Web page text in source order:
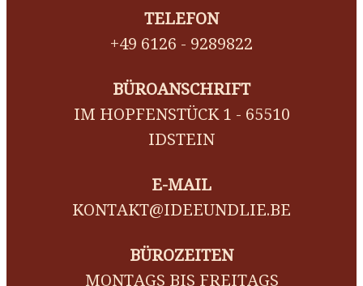
TELEFON
+49 6126 - 9289822
BÜROANSCHRIFT
IM HOPFENSTÜCK 1 - 65510
IDSTEIN
E-MAIL
KONTAKT@IDEEUNDLIE.BE
BÜROZEITEN
MONTAGS BIS FREITAGS